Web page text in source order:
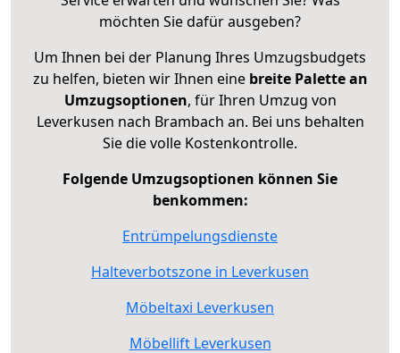
möchten Sie dafür ausgeben?
Um Ihnen bei der Planung Ihres Umzugsbudgets
zu helfen, bieten wir Ihnen eine breite Palette an
Umzugsoptionen, für Ihren Umzug von
Leverkusen nach Brambach an. Bei uns behalten
Sie die volle Kostenkontrolle.
Folgende Umzugsoptionen können Sie
benkommen:
Entrümpelungsdienste
Halteverbotszone in Leverkusen
Möbeltaxi Leverkusen
Möbellift Leverkusen